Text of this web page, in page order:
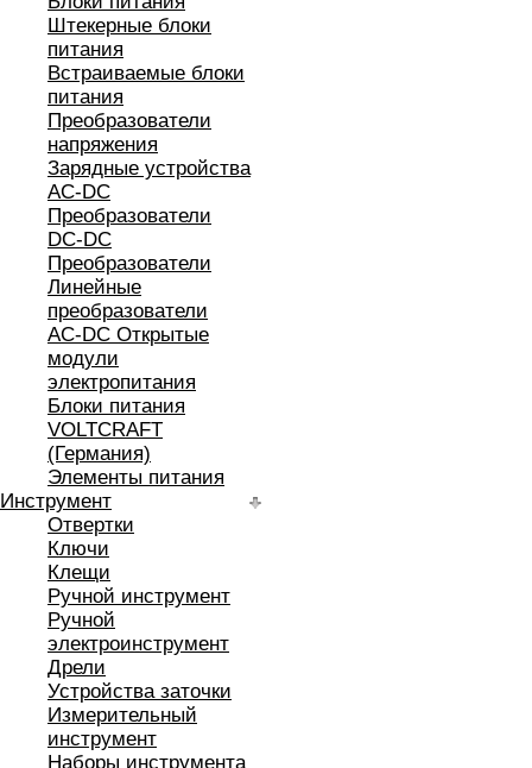
Штекерные блоки
питания
Встраиваемые блоки
питания
Преобразователи
напряжения
Зарядные устройства
AC-DC
Преобразователи
DC-DC
Преобразователи
Линейные
преобразователи
AC-DC Открытые
модули
электропитания
Блоки питания
VOLTCRAFT
(Германия)
Элементы питания
Инструмент
Отвертки
Ключи
Клещи
Ручной инструмент
Ручной
электроинструмент
Дрели
Устройства заточки
Измерительный
инструмент
Наборы инструмента